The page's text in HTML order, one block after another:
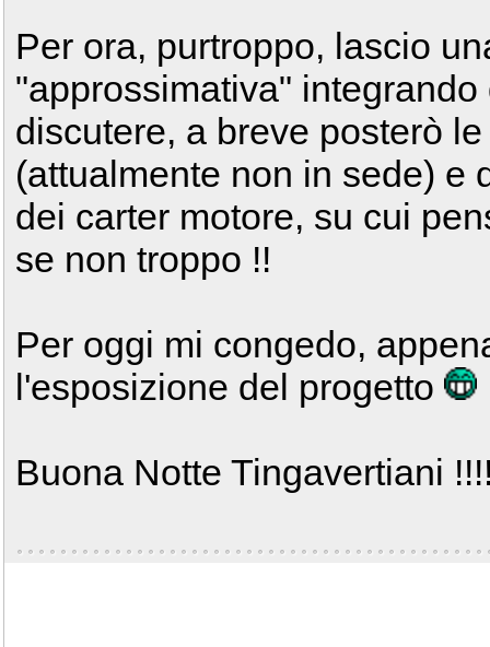
Per ora, purtroppo, lascio
"approssimativa"
discutere, a breve posterò
(attualmente non in sede) e
dei carter motore, su cui
se non troppo !!
Per oggi mi congedo,
l'esposizione del progetto
Buona Notte Tingavertiani